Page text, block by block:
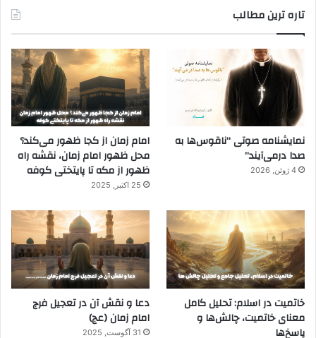
تاره ترین مطالب
نمایشنامه صوتی “ناقوس‌ها به
صدا در‌می‌آیند”
4 ژوئن, 2026
امام زمان از کجا ظهور می‌کند؟
محل ظهور امام زمان، نقشه راه
ظهور از مکه تا پایتختی کوفه
25 اکتبر, 2025
خاتمیت در اسلام: تحلیل کامل
معنای خاتمیت، چالش‌ها و
پاسخ‌ها
دعا و نقش آن در تعجیل فرج
امام زمان (عج)
31 آگوست, 2025